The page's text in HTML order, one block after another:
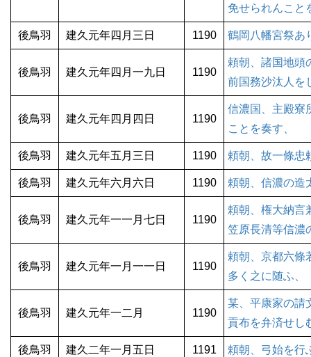
免せられんこと
後鳥羽 建久元年四月三日 1190 鶴岡八幡宮祭あ
後鳥羽 建久元年四月一九日 1190
頼朝、諸国地頭
前国務沙汰人を
後鳥羽 建久元年四月四日 1190
信濃国、主殿寮
ことを奏す、
後鳥羽 建久元年五月三日 1190 頼朝、故一條忠
後鳥羽 建久元年六月六日 1190 頼朝、信濃の造
後鳥羽 建久元年一一月七日 1190
頼朝、権大納言
笠原長清等信濃
後鳥羽 建久元年一月一一日 1190
頼朝、京都六條
多く之に随ふ、
後鳥羽 建久元年一二月 1190
某、平康家の請
貢布を弁済せし
後鳥羽 建久二年一月五日 1191 頼朝、弓始を行